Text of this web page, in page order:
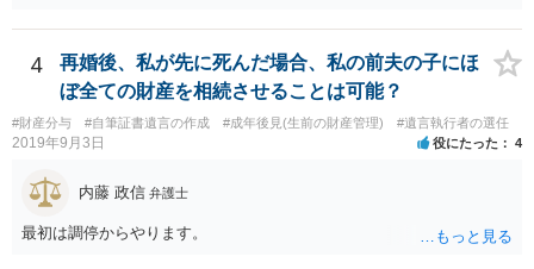
ています。 やはり、成人した子のことまでごちゃごちゃ考えず、自分
の事だけ考えるべきなのでしょうか ・・・お子さんの事をまで含め良
い解決案があればお悩みになるのは当然と言えば当然のことです。 彼
と親子関係を結びたいと思っているが、名字は変えたくない・・・養
子縁組の必要があり 氏も変更することになります。 しかし 彼は成人
しているとは言え、自分の子と私の連れ子、全て平等にしたいと希
望。もちろん私もそうできればと思います。 ・・・婚姻前の契約 あ
るいは 遺言書などで その意思を実現する方法はあります。 弁護
士に相談してみてください。
4
再婚後、私が先に死んだ場合、私の前夫の子にほ
ぼ全ての財産を相続させることは可能？
#財産分与 #自筆証書遺言の作成 #成年後見(生前の財産管理) #遺言執行者の選任
2019年9月3日 役にたった 4
内藤 政信 弁護士
最初は調停からやります。